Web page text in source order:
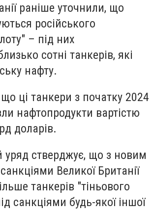
раніше уточнили, що
російського
– під них
сотні танкерів, які
нафту.
ці танкери з початку 2024
нафтопродукти вартістю
доларів.
уряд стверджує, що з новим
Великої Британії
танкерів "тіньового
санкціями будь-якої іншої